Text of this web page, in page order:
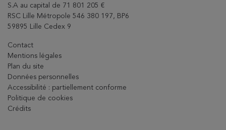
S.A au capital de 71 801 205 €
RSC Lille Métropole 546 380 197, BP6
59895 Lille Cedex 9
Contact
Mentions légales
Plan du site
Données personnelles
Accessibilité : partiellement conforme
Politique de cookies
Crédits